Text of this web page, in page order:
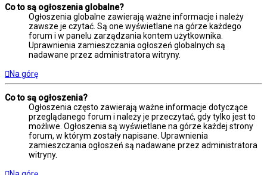
Co to są ogłoszenia globalne?
Ogłoszenia globalne zawierają ważne informacje i należy
zawsze je czytać. Są one wyświetlane na górze każdego
forum i w panelu zarządzania kontem użytkownika.
Uprawnienia zamieszczania ogłoszeń globalnych są
nadawane przez administratora witryny.
Na górę
Co to są ogłoszenia?
Ogłoszenia często zawierają ważne informacje dotyczące
przeglądanego forum i należy je przeczytać, gdy tylko jest to
możliwe. Ogłoszenia są wyświetlane na górze każdej strony
forum, w którym zostały napisane. Uprawnienia
zamieszczania ogłoszeń są nadawane przez administratora
witryny.